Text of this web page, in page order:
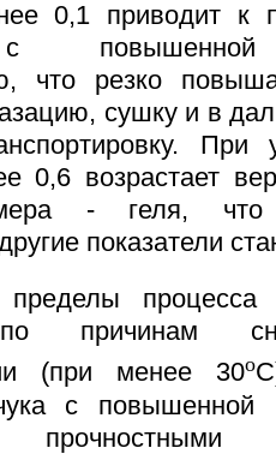
0,1 приводит к
повышенной
что резко
сушку и в
При
0,6 возрастает
- геля, что
показатели
пределы
причинам
(при менее 30o
с повышенной